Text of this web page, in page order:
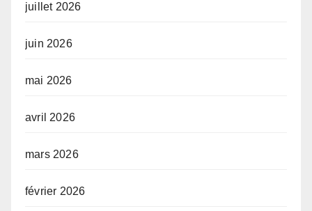
juillet 2026
juin 2026
mai 2026
avril 2026
mars 2026
février 2026